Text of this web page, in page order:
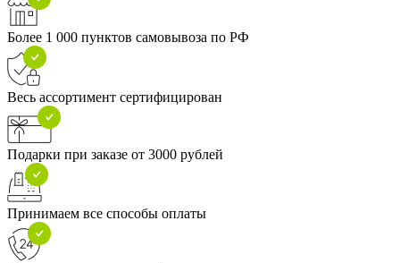
Более 1 000 пунктов самовывоза по РФ
Весь ассортимент сертифицирован
Подарки при заказе от 3000 рублей
Принимаем все способы оплаты